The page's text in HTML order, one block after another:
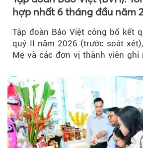
hợp nhất 6 tháng đầu năm
Tập đoàn Bảo Việt công bố kết
quý II năm 2026 (trước soát
Mẹ và các đơn vị thành viên ghi